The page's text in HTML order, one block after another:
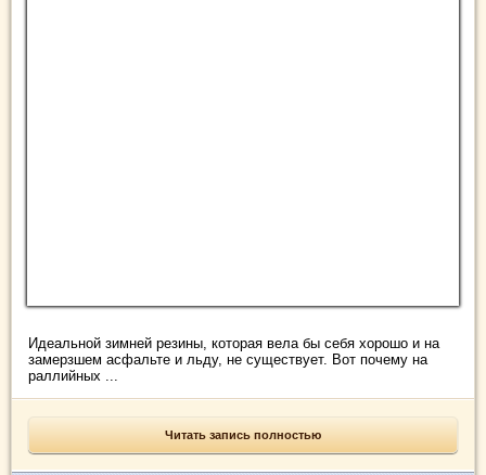
Идеальной зимней резины, которая вела бы себя хорошо и на
замерзшем асфальте и льду, не существует. Вот почему на
раллийных ...
Читать запись полностью